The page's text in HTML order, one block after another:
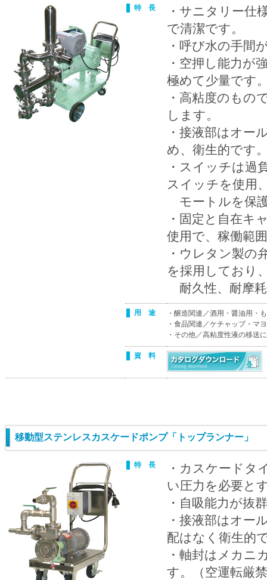
特 長
・サニタリー仕
で清潔です。
・呼び水の手間
・空押し能力が
極めて少量です
・高粘度のもの
します。
・接液部はオー
め、衛生的です
・スイッチは過
スイッチを使用
モートルを保
・固定と自在キ
使用で、稼働範
・ウレタン製の
を採用しており
耐久性、耐摩
用 途
・醸造関連／酒用・醤油用・
・食品関連／ケチャップ・マ
・その他／高粘度性液の移送
資 料
移動型ステンレスカスケードポンプ「トップランナー」
特 長
・カスケードタ
い圧力を必要と
・自吸能力が抜
・接液部はオー
配はなく衛生的
・軸封はメカニ
す。（空運転厳